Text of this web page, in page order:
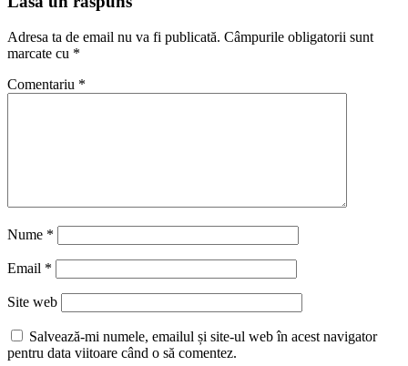
Adresa ta de email nu va fi publicată. Câmpurile obligatorii sunt
marcate cu *
Comentariu *
Nume *
Email *
Site web
Salvează-mi numele, emailul și site-ul web în acest navigator
pentru data viitoare când o să comentez.